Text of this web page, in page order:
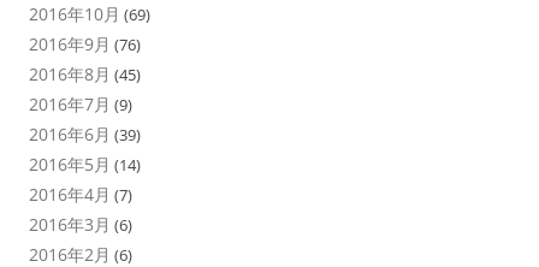
2016年10月 (69)
2016年9月 (76)
2016年8月 (45)
2016年7月 (9)
2016年6月 (39)
2016年5月 (14)
2016年4月 (7)
2016年3月 (6)
2016年2月 (6)